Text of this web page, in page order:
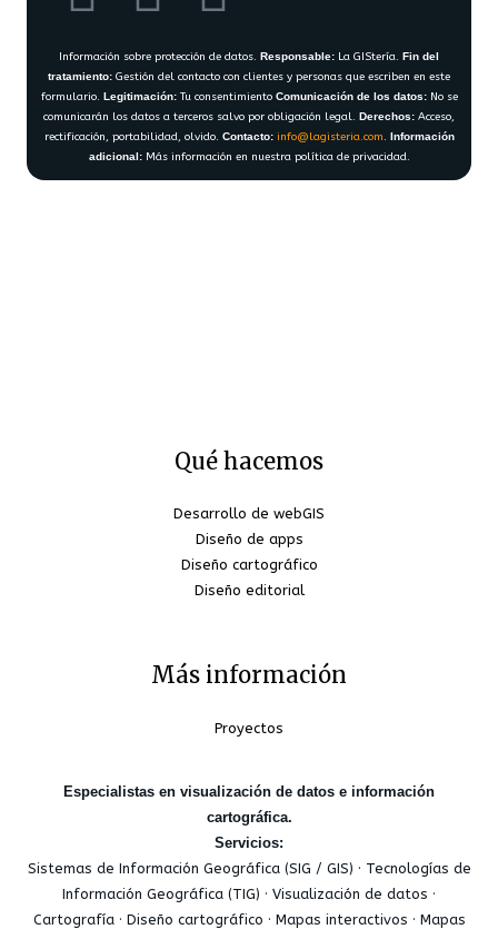
Información sobre protección de datos. Responsable: La GIStería. Fin del
tratamiento: Gestión del contacto con clientes y personas que escriben en este
formulario. Legitimación:Tu consentimiento Comunicación de los datos:No se
comunicarán los datos a terceros salvo por obligación legal. Derechos: Acceso,
rectificación, portabilidad, olvido. Contacto: info@lagisteria.com.
Información
adicional:Más información en nuestra política de privacidad.
Qué hacemos
Desarrollo de webGIS
Diseño de apps
Diseño cartográfico
Diseño editorial
Más información
Proyectos
Especialistas en visualización de datos e información
cartográfica.
Servicios:
Sistemas de Información Geográfica (SIG / GIS) · Tecnologías de
Información Geográfica (TIG) · Visualización de datos ·
Cartografía · Diseño cartográfico · Mapas interactivos · Mapas